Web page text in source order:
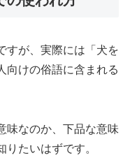
すが、実際には「犬を
向けの俗語に含まれる
味なのか、下品な意味
たいはずです。